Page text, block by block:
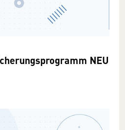
NEU